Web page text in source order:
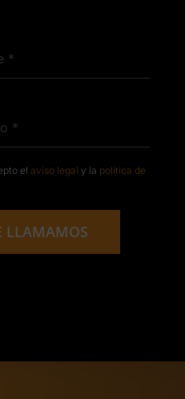
elaviso legal y la política de
LLAMAMOS